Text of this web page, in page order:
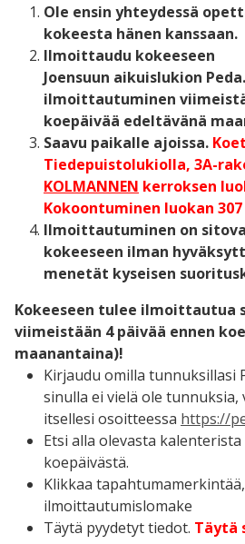
Ole ensin yhteydessä
kokeesta hänen kanssaan.
Ilmoittaudu kokeeseen
Joensuun aikuislukion P
ilmoittautuminen
koepäivää edeltävänä
Saavu paikalle ajoissa.
Tiedepuistolukiolla, 3A-
KOLMANNEN kerroksen
Kokoontuminen luokan
Ilmoittautuminen on
kokeeseen ilman
menetät kyseisen
Kokeeseen tulee ilmoittautua
viimeistään 4 päivää ennen
maanantaina)!
Kirjaudu omilla tunnuksillasi
sinulla ei vielä ole tunnuksia,
itsellesi osoitteessa https://
Etsi alla olevasta
koepäivästä.
Klikkaa
ilmoittautumislomake
Täytä pyydetyt tiedot. Täytä